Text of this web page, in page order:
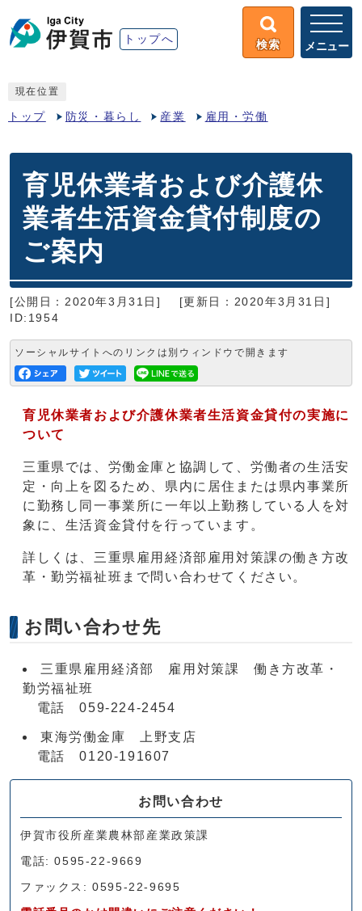
トップへ 検索 メニュー
現在位置
トップ 防災・暮らし 産業 雇用・労働
育児休業者および介護休
業者生活資金貸付制度の
ご案内
[公開日：2020年3月31日]
[更新日：2020年3月31日]
ID:1954
ソーシャルサイトへのリンクは別ウィンドウで開きます
育児休業者および介護休業者生活資金貸付の実施に
ついて
三重県では、労働金庫と協調して、労働者の生活安
定・向上を図るため、県内に居住または県内事業所
に勤務し同一事業所に一年以上勤務している人を対
象に、生活資金貸付を行っています。
詳しくは、三重県雇用経済部雇用対策課の働き方改
革・勤労福祉班まで問い合わせてください。
お問い合わせ先
三重県雇用経済部 雇用対策課 働き方改革・
勤労福祉班
電話 059-224-2454
東海労働金庫 上野支店
電話 0120-191607
お問い合わせ
伊賀市役所産業農林部産業政策課
電話: 0595-22-9669
ファックス: 0595-22-9695